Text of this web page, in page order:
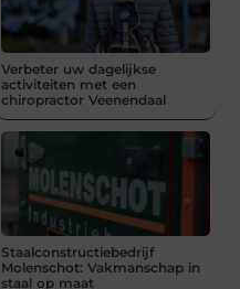
Verbeter uw dagelijkse
activiteiten met een
chiropractor Veenendaal
Staalconstructiebedrijf
Molenschot: Vakmanschap in
staal op maat